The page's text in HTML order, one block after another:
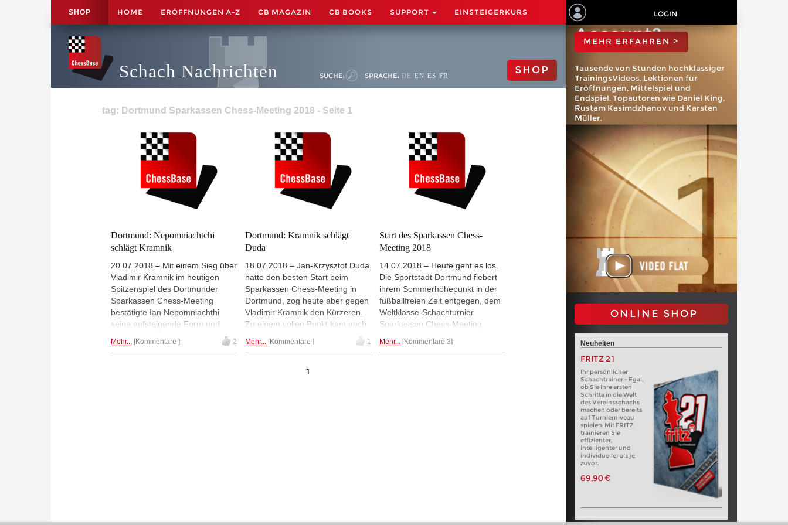
SHOP HOME ERÖFFNUNGEN A-Z CB MAGAZIN CB BOOKS SUPPORT EINSTEIGERKURS LOGIN
Schach Nachrichten SUCHE: SPRACHE: DE EN ES FR SHOP
tag: Dortmund Sparkassen Chess-Meeting 2018 - Seite 1
Dortmund: Nepomniachtchi
schlägt Kramnik
20.07.2018 – Mit einem Sieg über
Vladimir Kramnik im heutigen
Spitzenspiel des Dortmunder
Sparkassen Chess-Meeting
bestätigte Ian Nepomniachthi
seine aufsteigende Form und
übernahm vor den letzten beiden
Runden die alleinige Führung.
Mehr... Kommentare 2
Dortmund: Kramnik schlägt
Duda
18.07.2018 – Jan-Krzysztof Duda
hatte den besten Start beim
Sparkassen Chess-Meeting in
Dortmund, zog heute aber gegen
Vladimir Kramnik den Kürzeren.
Zu einem vollen Punkt kam auch
Nisipeanu. | Fotos: Sparkassen
Mehr... Kommentare 1
Start des Sparkassen Chess-
Meeting 2018
14.07.2018 – Heute geht es los.
Die Sportstadt Dortmund fiebert
ihrem Sommerhöhepunkt in der
fußballfreien Zeit entgegen, dem
Weltklasse-Schachturnier
Sparkassen Chess-Meeting.
den 11. Sieg einfahren und
Mehr... Kommentare 3
1
ChessBase
Account?
MEHR ERFAHREN >
Tausende von Stunden hochklassiger
TrainingsVideos. Lektionen für
Eröffnungen, Mittelspiel und
Endspiel. Topautoren wie Daniel King,
Rustam Kasimdzhanov und Karsten
Müller.
ONLINE SHOP
Neuheiten
FRITZ 21
Ihr persönlicher
Schachtrainer - Egal,
ob Sie Ihre ersten
Schritte in die Welt
des Vereinsschachs
machen oder bereits
auf Turnierniveau
spielen: Mit FRITZ
trainieren Sie
effizienter,
intelligenter und
individueller als je
zuvor.
69,90 €